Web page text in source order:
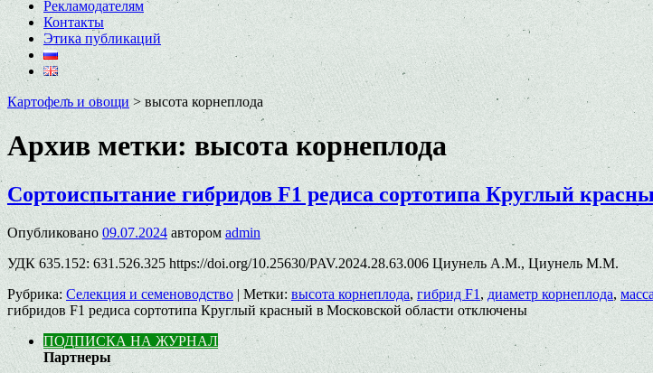
Рекламодателям
Контакты
Этика публикаций
Картофель и овощи > высота корнеплода
Архив метки: высота корнеплода
Сортоиспытание гибридов F1 редиса сортотипа Круглый
Опубликовано 09.07.2024 автором admin
УДК 635.152: 631.526.325 https://doi.org/10.25630/PAV.2024.28.63.006 Циунель А.М., Циунель М.М.
Рубрика: Селекция и семеноводство | Метки: высота корнеплода, гибрид F1, диаметр корнеплода,
гибридов F1 редиса сортотипа Круглый красный в Московской областиотключены
ПОДПИСКА НА ЖУРНАЛ
Партнеры